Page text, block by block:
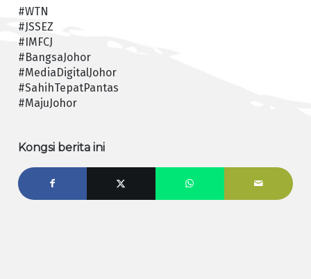
#WTN
#JSSEZ
#IMFCJ
#BangsaJohor
#MediaDigitalJohor
#SahihTepatPantas
#MajuJohor
Kongsi berita ini